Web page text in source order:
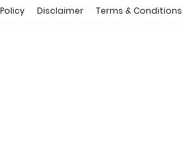
Terms & Conditions
Disclaimer